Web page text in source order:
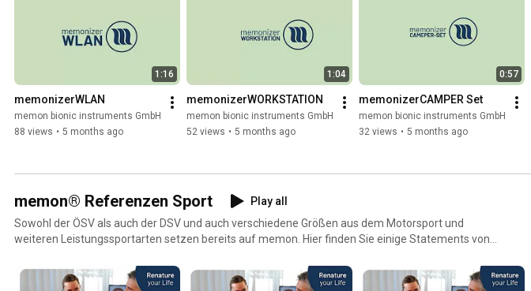
1:16
memonizerWLAN
memon bionic instruments GmbH
88 views • 5 months ago
1:04
memonizerWORKSTATION
memon bionic instruments GmbH
52 views • 5 months ago
0:57
memonizerCAMPER Set
memon bionic instruments GmbH
32 views • 5 months ago
memon® Referenzen Sport
Play all
Sowohl der ÖSV als auch der DSV und auch verschiedene Größen aus dem Motorsport und
weiteren Leistungssportarten setzen bereits auf memon. Hier finden Sie einige Statements von